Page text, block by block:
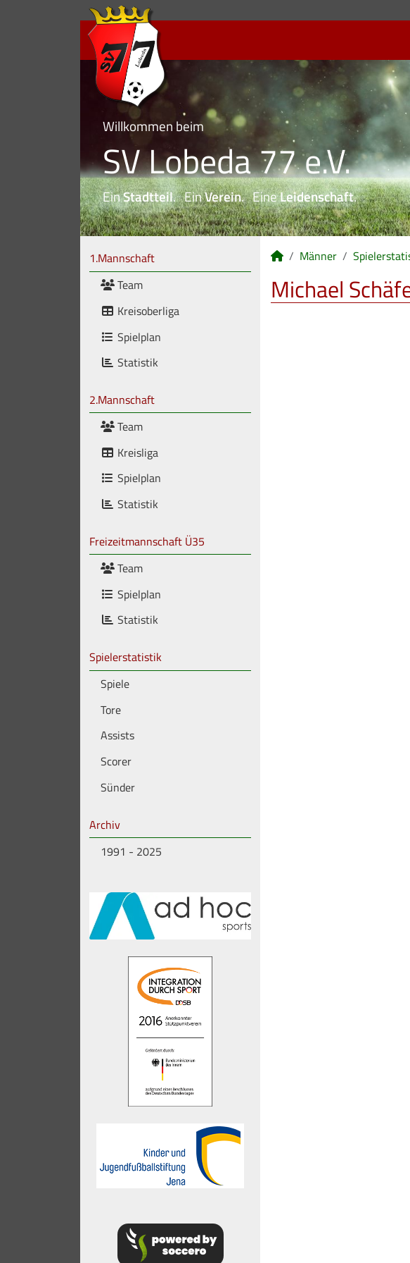
Willkommen beim
SV Lobeda 77 e.V.
EinStadtteil. EinVerein. EineLeidenschaft.
1.Mannschaft
Team
Kreisoberliga
Spielplan
Statistik
2.Mannschaft
Team
Kreisliga
Spielplan
Statistik
Freizeitmannschaft Ü35
Team
Spielplan
Statistik
Spielerstatistik
Spiele
Tore
Assists
Scorer
Sünder
Archiv
1991 - 2025
Männer
Michael